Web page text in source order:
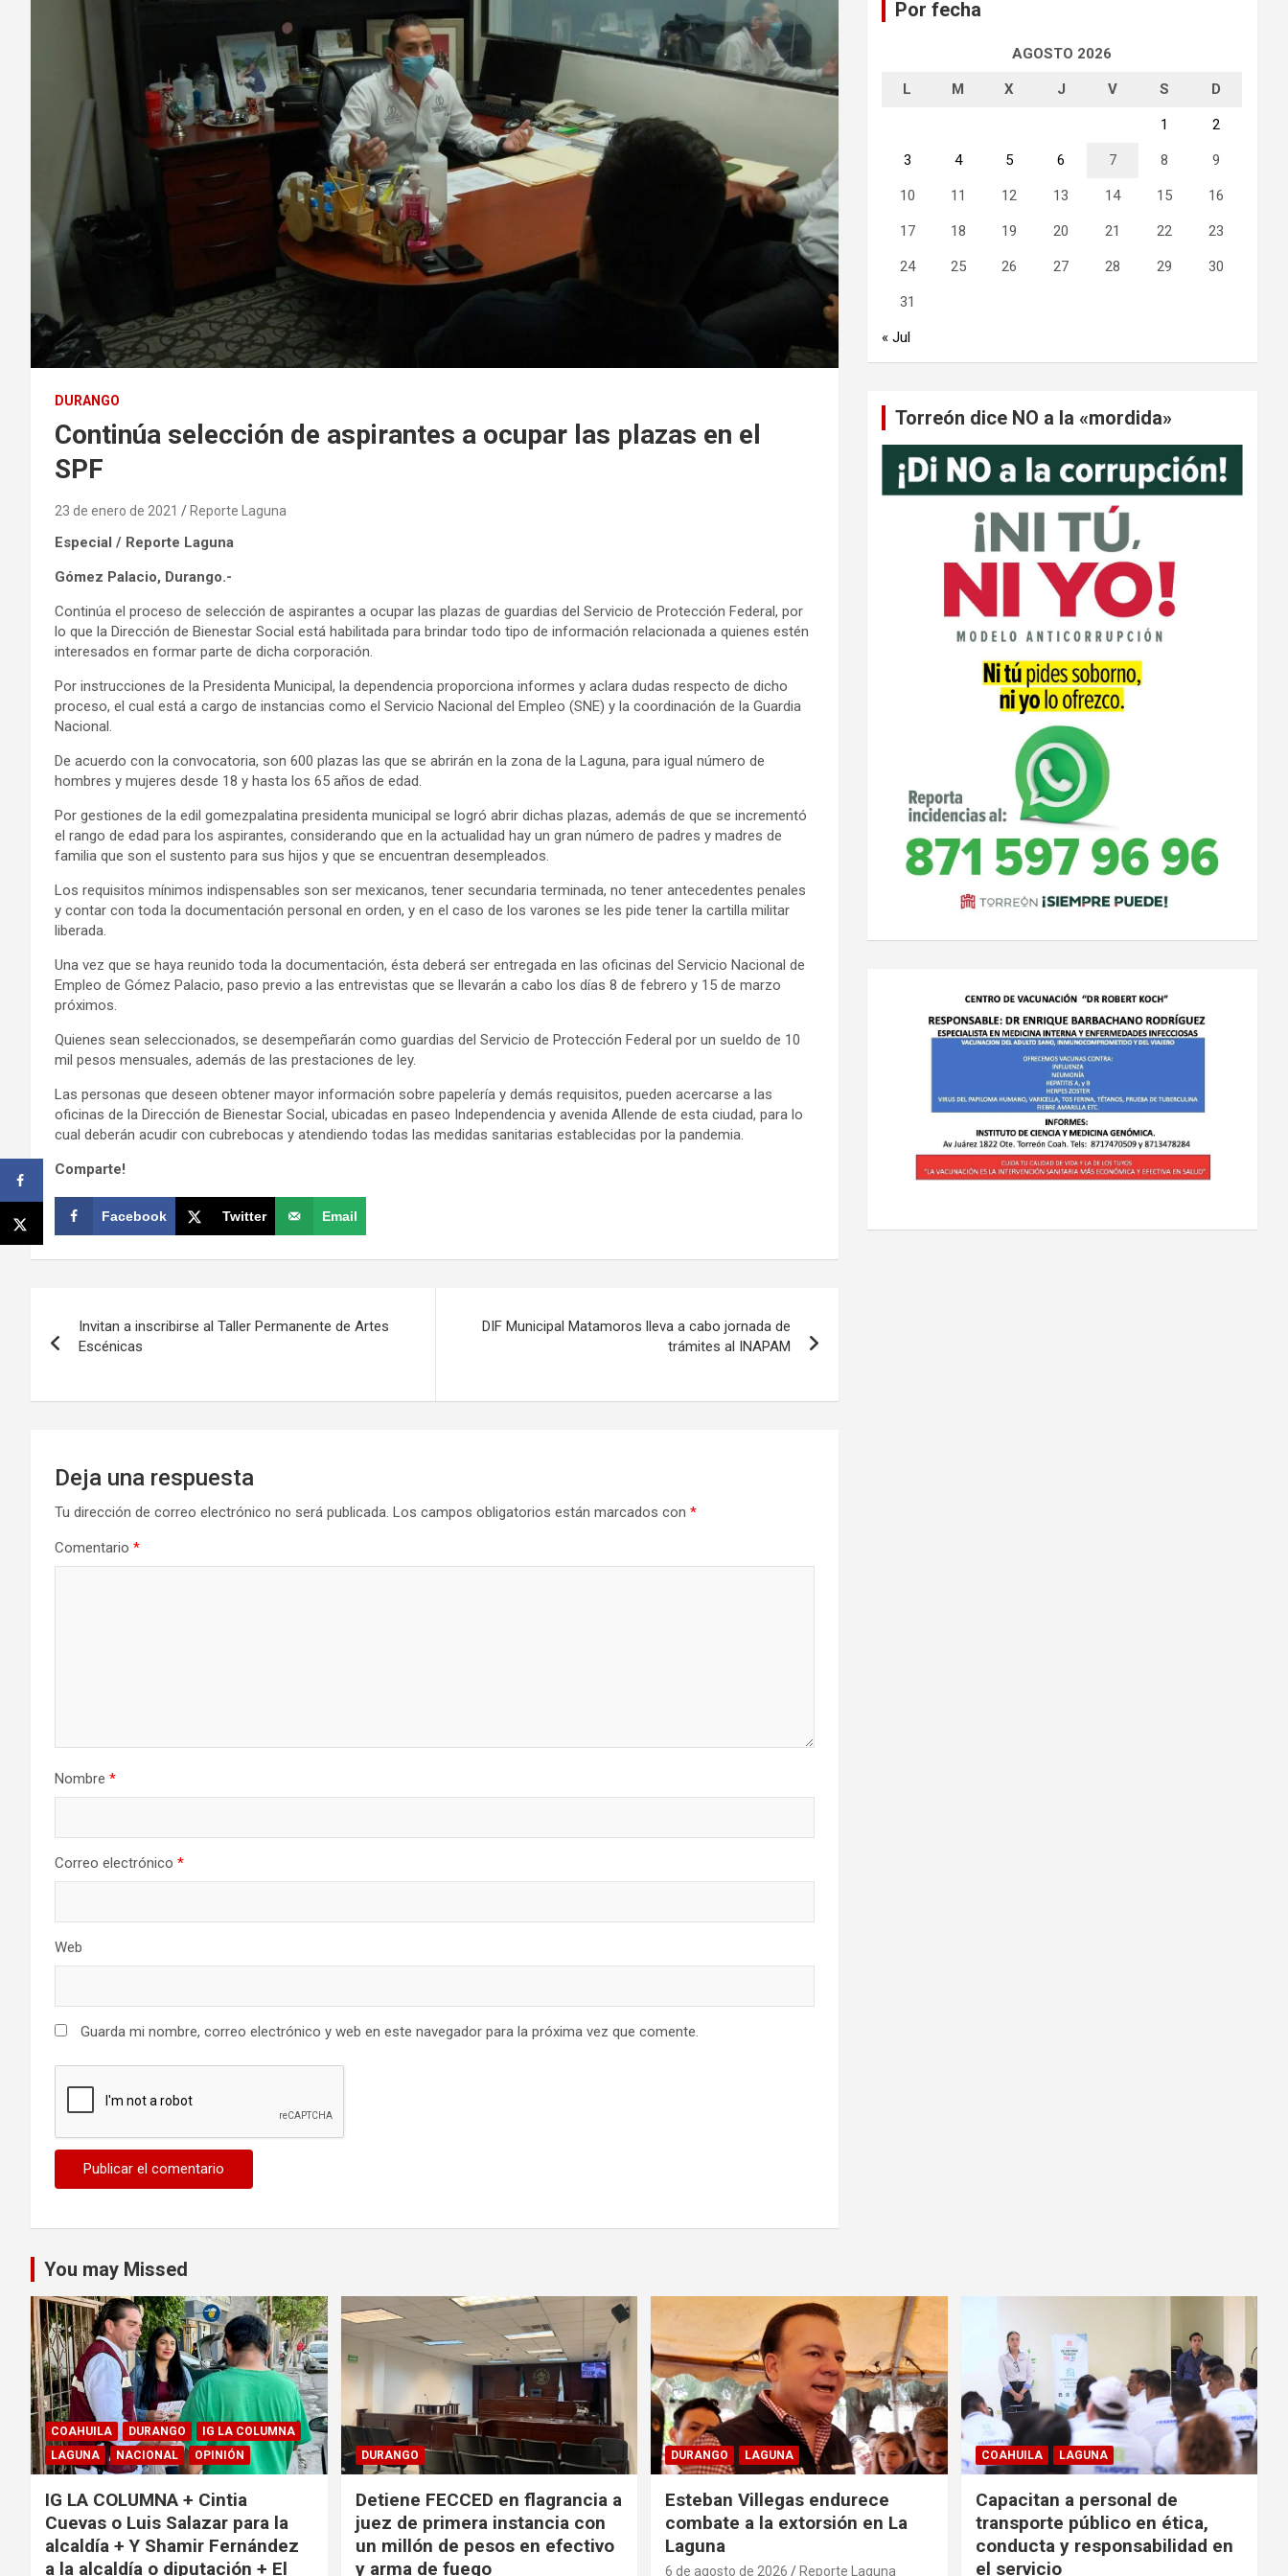
DURANGO
Continúa selección de aspirantes a ocupar las plazas en el
SPF
23 de enero de 2021 Reporte Laguna
Especial / Reporte Laguna
Gómez Palacio, Durango.-
Continúa el proceso de selección de aspirantes a ocupar las plazas de guardias del Servicio de Protección Federal, por
lo que la Dirección de Bienestar Social está habilitada para brindar todo tipo de información relacionada a quienes estén
interesados en formar parte de dicha corporación.
Por instrucciones de la Presidenta Municipal, la dependencia proporciona informes y aclara dudas respecto de dicho
proceso, el cual está a cargo de instancias como el Servicio Nacional del Empleo (SNE) y la coordinación de la Guardia
Nacional.
De acuerdo con la convocatoria, son 600 plazas las que se abrirán en la zona de la Laguna, para igual número de
hombres y mujeres desde 18 y hasta los 65 años de edad.
Por gestiones de la edil gomezpalatina presidenta municipal se logró abrir dichas plazas, además de que se incrementó
el rango de edad para los aspirantes, considerando que en la actualidad hay un gran número de padres y madres de
familia que son el sustento para sus hijos y que se encuentran desempleados.
Los requisitos mínimos indispensables son ser mexicanos, tener secundaria terminada, no tener antecedentes penales
y contar con toda la documentación personal en orden, y en el caso de los varones se les pide tener la cartilla militar
liberada.
Una vez que se haya reunido toda la documentación, ésta deberá ser entregada en las oficinas del Servicio Nacional de
Empleo de Gómez Palacio, paso previo a las entrevistas que se llevarán a cabo los días 8 de febrero y 15 de marzo
próximos.
Quienes sean seleccionados, se desempeñarán como guardias del Servicio de Protección Federal por un sueldo de 10
mil pesos mensuales, además de las prestaciones de ley.
Las personas que deseen obtener mayor información sobre papelería y demás requisitos, pueden acercarse a las
oficinas de la Dirección de Bienestar Social, ubicadas en paseo Independencia y avenida Allende de esta ciudad, para lo
cual deberán acudir con cubrebocas y atendiendo todas las medidas sanitarias establecidas por la pandemia.
Comparte!
Facebook Twitter Email
de
Invitan a inscribirse al Taller Permanente de Artes
Escénicas
DIF Municipal Matamoros lleva a cabo jornada de
trámites al INAPAM
Deja una respuesta
Tu dirección de correo electrónico no será publicada. Los campos obligatorios están marcados con *
Comentario *
Nombre *
Correo electrónico *
Web
Guarda mi nombre, correo electrónico y web en este navegador para la próxima vez que comente.
Por fecha
AGOSTO 2026
L M X J V S D
1 2
3 4 5 6 7 8 9
10 11 12 13 14 15 16
17 18 19 20 21 22 23
24 25 26 27 28 29 30
31
« Jul
Torreón dice NO a la «mordida»
You may Missed
COAHUILA DURANGO
IG LA COLUMNA
LAGUNA
NACIONAL OPINIÓN
IG LA COLUMNA + Cintia
Cuevas o Luis Salazar para la
alcaldía + Y Shamir Fernández
a la alcaldía o diputación + El
DURANGO
Detiene FECCED en flagrancia a
juez de primera instancia con
un millón de pesos en efectivo
y arma de fuego
DURANGO LAGUNA
Esteban Villegas endurece
combate a la extorsión en La
Laguna
6 de agosto de 2026 Reporte Laguna
COAHUILA LAGUNA
Capacitan a personal de
transporte público en ética,
conducta y responsabilidad en
el servicio